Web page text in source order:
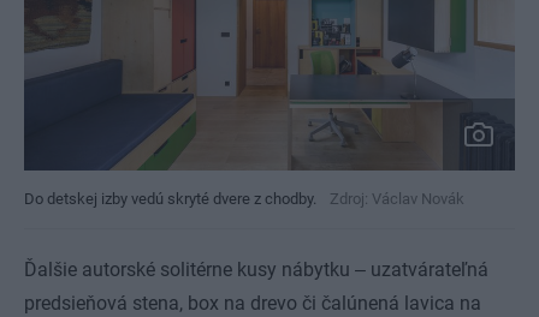
Do detskej izby vedú skryté dvere z chodby. Zdroj: Václav Novák
Ďalšie autorské solitérne kusy nábytku ‒ uzatvárateľná
predsieňová stena, box na drevo či čalúnená lavica na